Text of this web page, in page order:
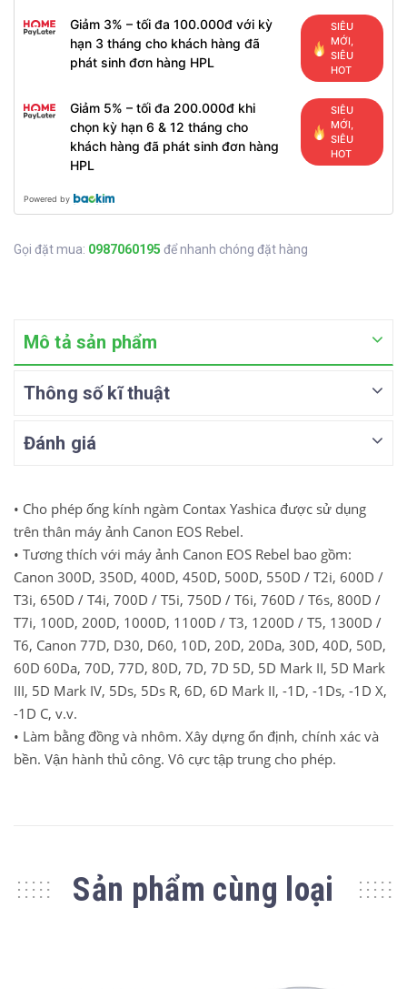
Giảm 3% – tối đa 100.000đ với kỳ
hạn 3 tháng cho khách hàng đã
phát sinh đơn hàng HPL
SIÊU
MỚI,
SIÊU
HOT
Giảm 5% – tối đa 200.000đ khi
chọn kỳ hạn 6 & 12 tháng cho
khách hàng đã phát sinh đơn hàng
HPL
SIÊU
MỚI,
SIÊU
HOT
Powered by
Gọi đặt mua: 0987060195 để nhanh chóng đặt hàng
Mô tả sản phẩm
Thông số kĩ thuật
Đánh giá
• Cho phép ống kính ngàm Contax Yashica được sử dụng
trên thân máy ảnh Canon EOS Rebel.
• Tương thích với máy ảnh Canon EOS Rebel bao gồm:
Canon 300D, 350D, 400D, 450D, 500D, 550D / T2i, 600D /
T3i, 650D / T4i, 700D / T5i, 750D / T6i, 760D / T6s, 800D /
T7i, 100D, 200D, 1000D, 1100D / T3, 1200D / T5, 1300D /
T6, Canon 77D, D30, D60, 10D, 20D, 20Da, 30D, 40D, 50D,
60D 60Da, 70D, 77D, 80D, 7D, 7D 5D, 5D Mark II, 5D Mark
III, 5D Mark IV, 5Ds, 5Ds R, 6D, 6D Mark II, -1D, -1Ds, -1D X,
-1D C, v.v.
• Làm bằng đồng và nhôm. Xây dựng ổn định, chính xác và
bền. Vận hành thủ công. Vô cực tập trung cho phép.
Sản phẩm cùng loại